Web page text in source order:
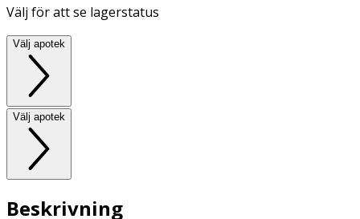
Välj för att se lagerstatus
Välj apotek
Välj apotek
Beskrivning